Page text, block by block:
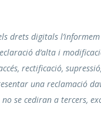
digitals l’informem
d’alta i
rectificació,
una reclamació
se cediran a tercers,